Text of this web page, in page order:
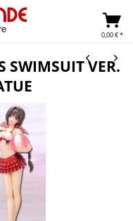
0,00 € *
SWIMSUIT VER.